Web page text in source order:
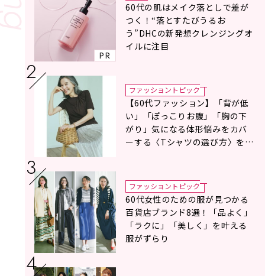
PR
60代の肌はメイク落としで差が
つく！“落とすたびうるお
う”DHCの新発想クレンジングオ
イルに注目
ファッショントピック
【60代ファッション】「背が低
い」「ぽっこりお腹」「胸の下
がり」気になる体形悩みをカバ
ーする〈Tシャツの選び方〉をス
ファッショントピック
60代女性のための服が見つかる
百貨店ブランド8選！「品よく」
「ラクに」「美しく」を叶える
服がずらり